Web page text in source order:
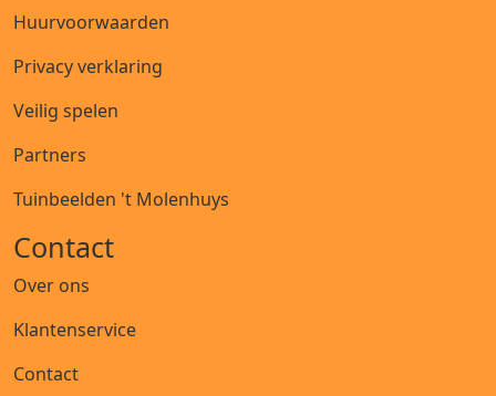
Huurvoorwaarden
Privacy verklaring
Veilig spelen
Partners
Tuinbeelden 't Molenhuys
Contact
Over ons
Klantenservice
Contact